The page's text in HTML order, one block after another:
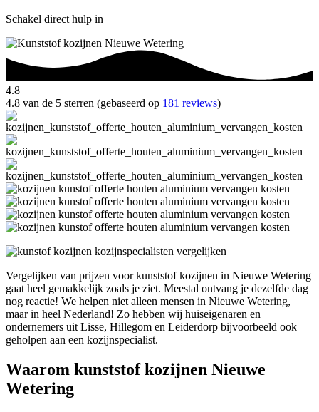
Schakel direct hulp in
4.8
4.8 van de 5 sterren (gebaseerd op 181 reviews)
Vergelijken van prijzen voor kunststof kozijnen in Nieuwe Wetering
gaat heel gemakkelijk zoals je ziet. Meestal ontvang je dezelfde dag
nog reactie! We helpen niet alleen mensen in Nieuwe Wetering,
maar in heel Nederland! Zo hebben wij huiseigenaren en
ondernemers uit Lisse, Hillegom en Leiderdorp bijvoorbeeld ook
geholpen aan een kozijnspecialist.
Waarom kunststof kozijnen Nieuwe
Wetering